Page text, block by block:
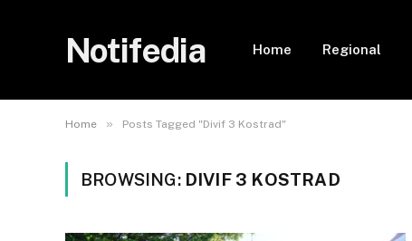
Notifedia Home Regional
Home » Posts Tagged "Divif 3 Kostrad"
BROWSING: DIVIF 3 KOSTRAD